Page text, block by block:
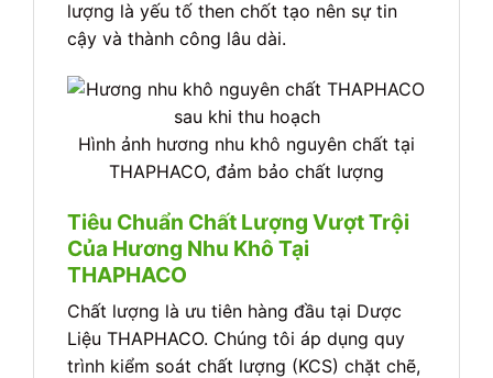
lượng là yếu tố then chốt tạo nên sự tin
cậy và thành công lâu dài.
Hình ảnh hương nhu khô nguyên chất tại
THAPHACO, đảm bảo chất lượng
Tiêu Chuẩn Chất Lượng Vượt Trội
Của Hương Nhu Khô Tại
THAPHACO
Chất lượng là ưu tiên hàng đầu tại Dược
Liệu THAPHACO. Chúng tôi áp dụng quy
trình kiểm soát chất lượng (KCS) chặt chẽ,